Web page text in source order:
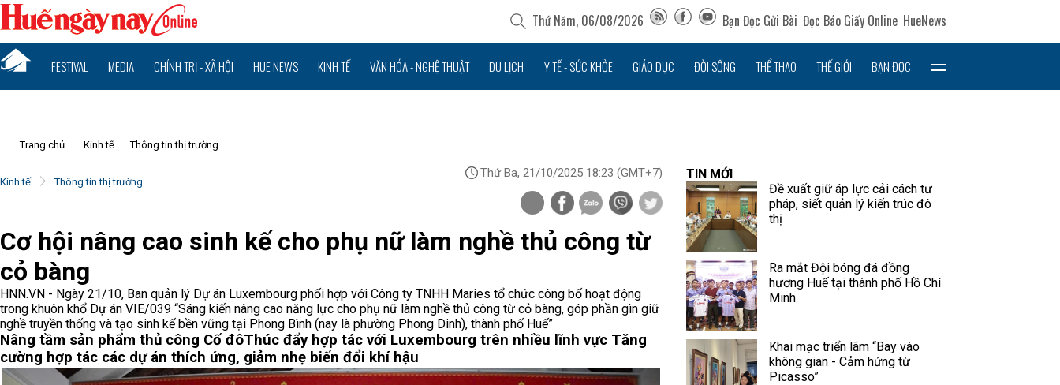
Thứ Năm, 06/08/2026 Bạn Đọc Gửi Bài Đọc Báo Giấy Online HueNews
FESTIVAL MEDIA CHÍNH TRỊ - XÃ HỘI HUE NEWS KINH TẾ VĂN HÓA - NGHỆ THUẬT DU LỊCH Y TẾ - SỨC KHỎE GIÁO DỤC ĐỜI SỐNG THỂ THAO THẾ GIỚI BẠN ĐỌC
Trang chủ Kinh tế Thông tin thị trường
Kinh tế Thông tin thị trường
Thứ Ba, 21/10/2025 18:23 (GMT+7)
Cơ hội nâng cao sinh kế cho phụ nữ làm nghề thủ công từ
cỏ bàng
HNN.VN - Ngày 21/10, Ban quản lý Dự án Luxembourg phối hợp với Công ty TNHH Maries tổ chức công bố hoạt động
trong khuôn khổ Dự án VIE/039 “Sáng kiến nâng cao năng lực cho phụ nữ làm nghề thủ công từ cỏ bàng, góp phần gìn giữ
nghề truyền thống và tạo sinh kế bền vững tại Phong Bình (nay là phường Phong Dinh), thành phố Huế”
Nâng tầm sản phẩm thủ công Cố đôThúc đẩy hợp tác với Luxembourg trên nhiều lĩnh vực Tăng
cường hợp tác các dự án thích ứng, giảm nhẹ biến đổi khí hậu
TIN MỚI
Đề xuất giữ áp lực cải cách tư
pháp, siết quản lý kiến trúc đô
thị
Ra mắt Đội bóng đá đồng
hương Huế tại thành phố Hồ Chí
Minh
Khai mạc triển lãm “Bay vào
không gian - Cảm hứng từ
Picasso”